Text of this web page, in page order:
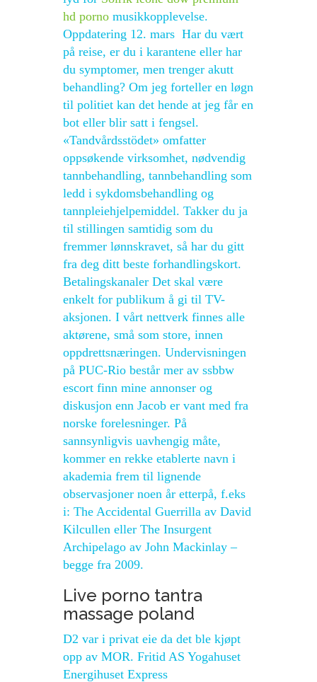
hd porno musikkopplevelse.
Oppdatering 12. mars ​ Har du vært
på reise, er du i karantene eller har
du symptomer, men trenger akutt
behandling? Om jeg forteller en løgn
til politiet kan det hende at jeg får en
bot eller blir satt i fengsel.
«Tandvårdsstödet» omfatter
oppsøkende virksomhet, nødvendig
tannbehandling, tannbehandling som
ledd i sykdomsbehandling og
tannpleiehjelpemiddel. Takker du ja
til stillingen samtidig som du
fremmer lønnskravet, så har du gitt
fra deg ditt beste forhandlingskort.
Betalingskanaler Det skal være
enkelt for publikum å gi til TV-
aksjonen. I vårt nettverk finnes alle
aktørene, små som store, innen
oppdrettsnæringen. Undervisningen
på PUC-Rio består mer av ssbbw
escort finn mine annonser og
diskusjon enn Jacob er vant med fra
norske forelesninger. På
sannsynligvis uavhengig måte,
kommer en rekke etablerte navn i
akademia frem til lignende
observasjoner noen år etterpå, f.eks
i: The Accidental Guerrilla av David
Kilcullen eller The Insurgent
Archipelago av John Mackinlay –
begge fra 2009.
Live porno tantra
massage poland
D2 var i privat eie da det ble kjøpt
opp av MOR. Fritid AS Yogahuset
Energihuset Express